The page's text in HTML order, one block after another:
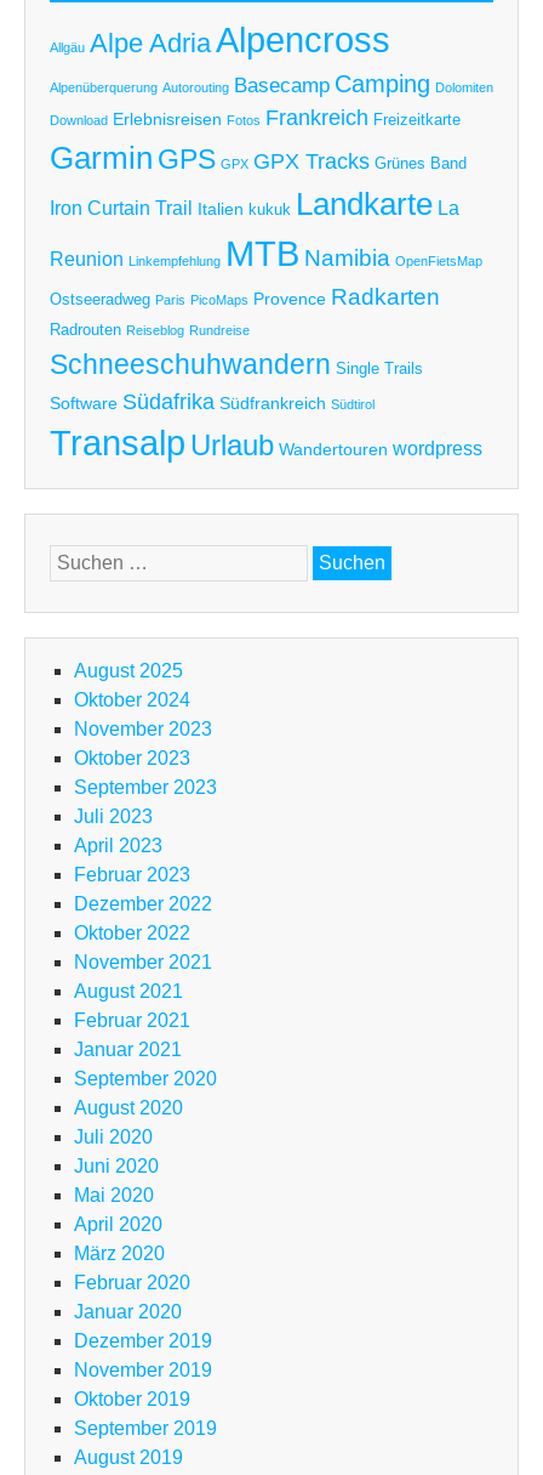
Allgäu Alpe AdriaAlpencross
Alpenüberquerung Autorouting Basecamp Camping Dolomiten
Download Erlebnisreisen Fotos Frankreich Freizeitkarte
Garmin GPS GPX GPX Tracks Grünes Band
Iron Curtain Trail Italien kukuk Landkarte La
Reunion Linkempfehlung MTB Namibia OpenFietsMap
Ostseeradweg Paris PicoMaps Provence Radkarten
Radrouten Reiseblog Rundreise
Schneeschuhwandern Single Trails
Software Südafrika Südfrankreich Südtirol
Transalp Urlaub Wandertouren wordpress
Suchen
nach:
August 2025
Oktober 2024
November 2023
Oktober 2023
September 2023
Juli 2023
April 2023
Februar 2023
Dezember 2022
Oktober 2022
November 2021
August 2021
Februar 2021
Januar 2021
September 2020
August 2020
Juli 2020
Juni 2020
Mai 2020
April 2020
März 2020
Februar 2020
Januar 2020
Dezember 2019
November 2019
Oktober 2019
September 2019
August 2019